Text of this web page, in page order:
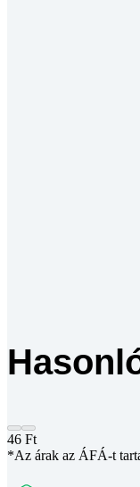
46 Ft
*Az árak az ÁFÁ-t